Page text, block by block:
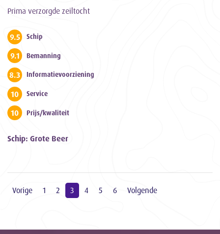
Prima verzorgde zeiltocht
9.5 Schip
9.1 Bemanning
8.3 Informatievoorziening
10 Service
10 Prijs/kwaliteit
Schip: Grote Beer
Vorige 1 2 3 4 5 6 Volgende